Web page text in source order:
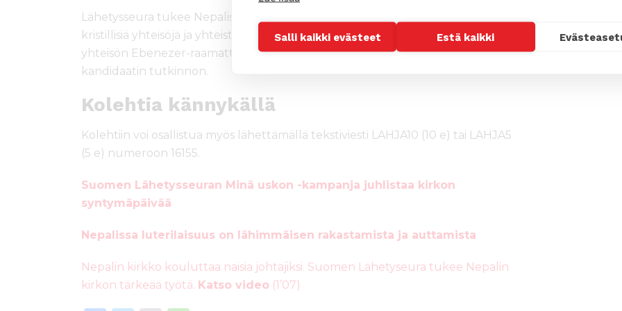
Salli kaikki evästeet Estä kaikki
Lähetysseura tukee Nepalissa muun muassa perhe- ja pyhäkoulutyötä, useita
kristillisiä yhteisöjä ja yhteistyöverkostoja sekä Nepalin kansallisen kirkkojen
yhteisön Ebenezer-raamattukoulua, jossa voi suorittaa kolmivuotisen teologian
kandidaatin tutkinnon.
Kolehtia kännykällä
Kolehtiin voi osallistua myös lähettämällä tekstiviesti LAHJA10 (10 e) tai LAHJA5
(5 e) numeroon 16155.
Suomen Lähetysseuran Minä uskon -kampanja juhlistaa kirkon
syntymäpäivää
Nepalissa luterilaisuus on lähimmäisen rakastamista ja auttamista
Nepalin kirkko kouluttaa naisia johtajiksi. Suomen Lähetyseura tukee Nepalin
kirkon tärkeää työtä. Katso video (1’07)